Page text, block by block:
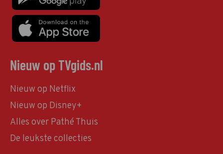
Nieuw op TVgids.nl
Nieuw op Netflix
Nieuw op Disney+
Alles over Pathé Thuis
De leukste collecties